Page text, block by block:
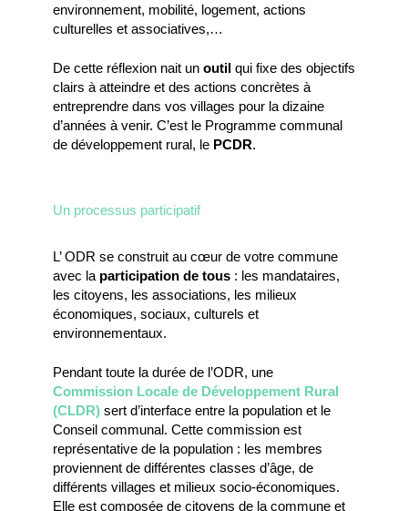
environnement, mobilité, logement, actions
culturelles et associatives,…
De cette réflexion nait un outil qui fixe des objectifs
clairs à atteindre et des actions concrètes à
entreprendre dans vos villages pour la dizaine
d’années à venir. C’est le Programme communal
de développement rural, le PCDR.
Un processus participatif
L’ ODR se construit au cœur de votre commune
avec la participation de tous: les mandataires,
les citoyens, les associations, les milieux
économiques, sociaux, culturels et
environnementaux.
Pendant toute la durée de l’ODR, une
Commission Locale de Développement Rural
(CLDR) sert d’interface entre la population et le
Conseil communal. Cette commission est
représentative de la population : les membres
proviennent de différentes classes d’âge, de
différents villages et milieux socio-économiques.
Elle est composée de citoyens de la commune et